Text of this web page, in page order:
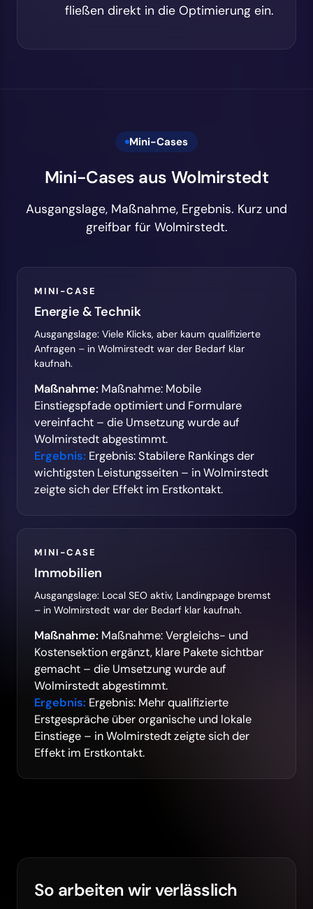
fließen direkt in die Optimierung ein.
Mini-Cases
Mini-Cases aus Wolmirstedt
Ausgangslage, Maßnahme, Ergebnis. Kurz und
greifbar für Wolmirstedt.
MINI-CASE
Energie & Technik
Ausgangslage: Viele Klicks, aber kaum qualifizierte
Anfragen – in Wolmirstedt war der Bedarf klar
kaufnah.
Maßnahme: Maßnahme: Mobile
Einstiegspfade optimiert und Formulare
vereinfacht – die Umsetzung wurde auf
Wolmirstedt abgestimmt.
Ergebnis: Ergebnis: Stabilere Rankings der
wichtigsten Leistungsseiten – in Wolmirstedt
zeigte sich der Effekt im Erstkontakt.
MINI-CASE
Immobilien
Ausgangslage: Local SEO aktiv, Landingpage bremst
– in Wolmirstedt war der Bedarf klar kaufnah.
Maßnahme: Maßnahme: Vergleichs- und
Kostensektion ergänzt, klare Pakete sichtbar
gemacht – die Umsetzung wurde auf
Wolmirstedt abgestimmt.
Ergebnis: Ergebnis: Mehr qualifizierte
Erstgespräche über organische und lokale
Einstiege – in Wolmirstedt zeigte sich der
Effekt im Erstkontakt.
So arbeiten wir verlässlich